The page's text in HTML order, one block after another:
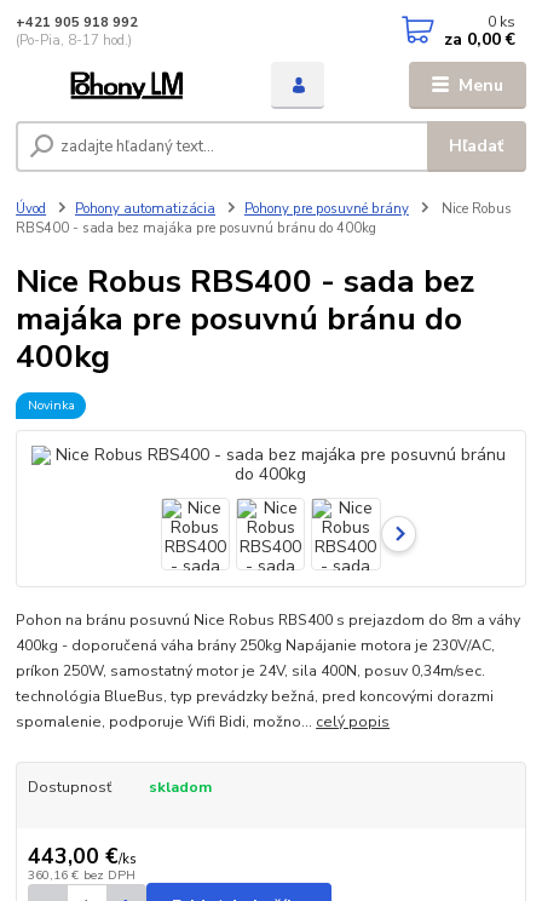
Menu
Hľadať
+421 905 918 992
(Po-Pia, 8-17 hod.)
0 ks
za 0,00 €
Úvod Pohony automatizácia Pohony pre posuvné brány
Nice Robus
RBS400 - sada bez majáka pre posuvnú bránu do 400kg
Nice Robus RBS400 - sada bez
majáka pre posuvnú bránu do
400kg
Novinka
Pohon na bránu posuvnú Nice Robus RBS400 s prejazdom do 8m a váhy
400kg - doporučená váha brány 250kg Napájanie motora je 230V/AC,
príkon 250W, samostatný motor je 24V, sila 400N, posuv 0,34m/sec.
technológia BlueBus, typ prevádzky bežná, pred koncovými dorazmi
spomalenie, podporuje Wifi Bidi, možno... celý popis
Dostupnosť skladom
443,00 €/ks
360,16 € bez DPH